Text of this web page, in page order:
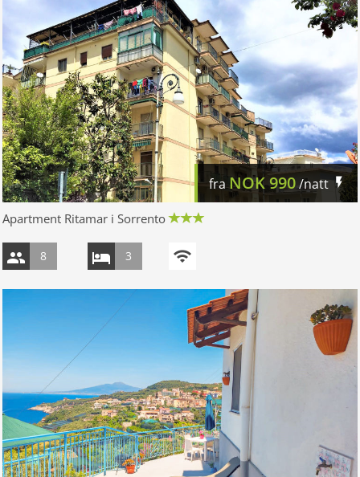
fraNOK990/natt
Apartment Ritamar i Sorrento
8 3